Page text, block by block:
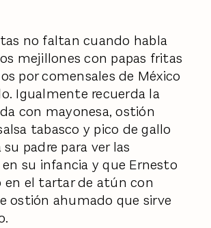
no faltan cuando habla
mejillones con papas fritas
por comensales de México
Igualmente recuerda la
con mayonesa, ostión
tabasco y pico de gallo
padre para ver las
su infancia y que Ernesto
el tartar de atún con
ostión ahumado que sirve